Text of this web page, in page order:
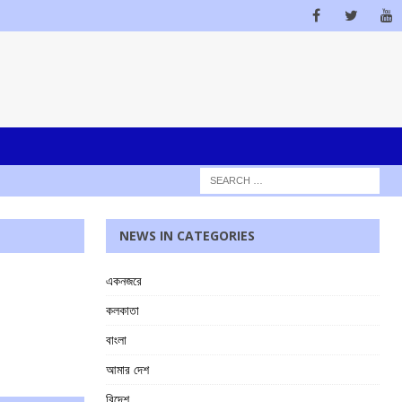
NEWS IN CATEGORIES
একনজরে
কলকাতা
বাংলা
আমার দেশ